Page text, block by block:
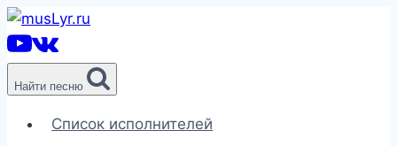
Перейти
к
содержимому
Найти песню
Список исполнителей